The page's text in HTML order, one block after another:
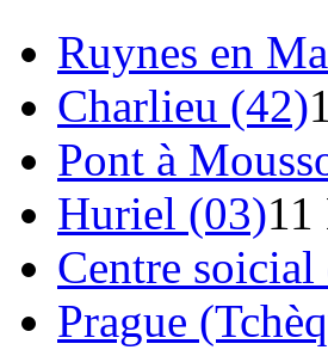
Ruynes en
Charlieu (42)
Pont à
Huriel (03)
Centre
Prague